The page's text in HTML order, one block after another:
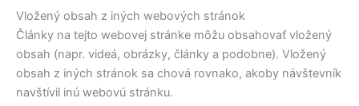
Vložený obsah z iných webových stránok
Články na tejto webovej stránke môžu obsahovať vložený
obsah (napr. videá, obrázky, články a podobne). Vložený
obsah z iných stránok sa chová rovnako, akoby návštevník
navštívil inú webovú stránku.